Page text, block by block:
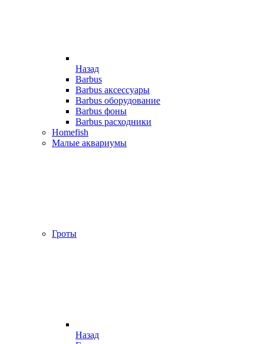
Назад
Barbus
Barbus аксессуары
Barbus оборудование
Barbus фоны
Barbus расходники
Homefish
Малые аквариумы
Гроты
Назад